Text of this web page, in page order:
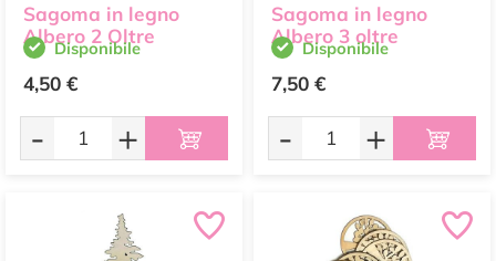
Sagoma in legno
Albero 2 Oltre
Disponibile
4,50 €
- +
Sagoma in legno
Albero 3 oltre
Disponibile
7,50 €
- +